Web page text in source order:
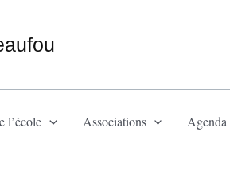
l’école Associations Agenda